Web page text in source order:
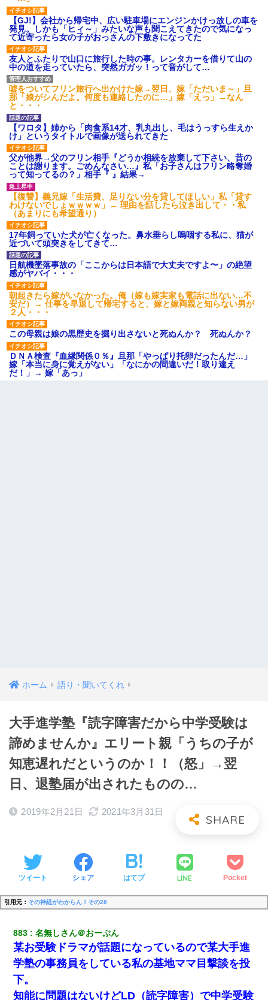
【GJ!】会社から帰宅中、広い駐車場にエンジンかけっ放しの車を
発見。しかも「ヒィ～」みたいな声も聞こえてきたので気になっ
て近寄ったら女の子がおっさんの下敷きになってた
友人とふたりで山口に旅行した時の事。レンタカーを借りて山の
中の道を走っていたら、突然ガガッ！って音がして…
嘘をついてフリン旅行へ出かけた嫁→翌日、嫁「ただいま～」旦
那「娘がシんだよ。何度も連絡したのに…」嫁「えっ」→なん
と・・・
【ワロタ】姉から「肉食系14才、乳丸出し、毛はうっすら生えか
け」というタイトルで画像が送られてきた
父が他界→父のフリン相手『どうか相続を放棄して下さい、昔の
ことは謝ります。ごめんなさい…』私「お子さんはフリン略奪婚
って知ってるの？」相手『 』結果→
【復讐】義兄嫁「生活費、足りない分を貸してほしい」私「貸す
わけないでしょｗｗｗｗ」→ 理由を話したら泣き出して・・私
（あまりにも希望通り）
17年飼っていた犬が亡くなった。鼻水垂らし嗚咽する私に、猫が
近づいて頭突きをしてきて…
日航機墜落事故の「ここからは日本語で大丈夫ですよ〜」の絶望
感がヤバイ・・・
朝起きたら嫁がいなかった。俺（嫁も嫁実家も電話に出ない…不
安だ）→ 仕事を早退して帰宅すると、嫁と嫁両親と知らない男が
２人・・・
この母親は娘の黒歴史を掘り出さないと死ぬんか？ 死ぬんか？
ＤＮＡ検査『血縁関係０％』旦那「やっぱり托卵だったんだ…」
嫁「本当に身に覚えがない」「なにかの間違いだ！取り違え
だ！」→ 嫁「あっ」
ホーム 語り・聞いてくれ
大手進学塾『読字障害だから中学受験は
諦めませんか』エリート親「うちの子が
知恵遅れだというのか！！（怒」→翌
日、退塾届が出されたものの…
2019年2月21日 2021年3月31日
ツイート シェア はてブ LINE Pocket
引用元： その神経がわからん！その28
883 名無しさん＠おーぷん
某お受験ドラマが話題になっているので某大手進
学塾の事務員をしている私の基地ママ目撃談を投
下。
知能に問題はないけどLD（読字障害）で中学受験